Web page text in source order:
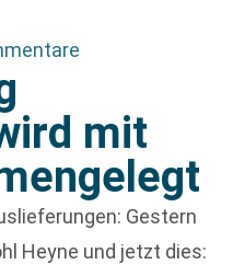
mit
Gestern
Heyne und jetzt dies: